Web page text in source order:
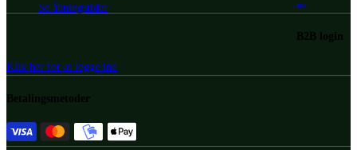
Se åbningstider
B2B login
Klik her for at logge ind
Betalingsmetoder